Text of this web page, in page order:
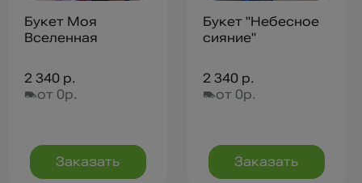
Букет Моя
Вселенная
2 340 р.
от 0р.
Заказать
Букет "Небесное
сияние"
2 340 р.
от 0р.
Заказать